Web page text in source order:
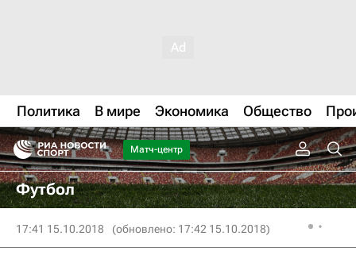
Политика В мире Экономика Общество
Матч-центр
Футбол
17:41 15.10.2018 (обновлено: 17:42 15.10.2018)